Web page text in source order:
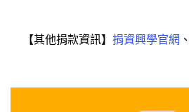
【其他捐款資訊】 捐資興學官網 、